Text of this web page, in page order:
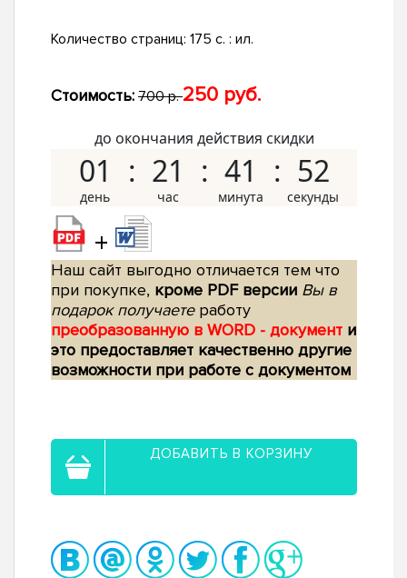
Количество страниц: 175 с. : ил.
Стоимость: 700 р.250 руб.
до окончания действия скидки
01 21 41 51
+
Наш сайт выгодно отличается тем что
при покупке, кроме PDF версии Вы в
подарок получаетеработу
преобразованную в WORD - документ и
это предоставляет качественно другие
возможности при работе с документом
ДОБАВИТЬ В КОРЗИНУ